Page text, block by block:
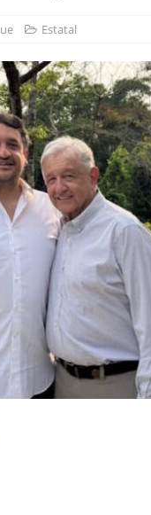
]
Cateos en Juárez
por homicidio
Estatal